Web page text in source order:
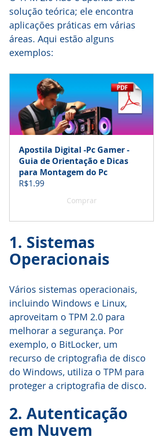
solução teórica; ele encontra
aplicações práticas em várias
áreas. Aqui estão alguns
exemplos:
Apostila Digital -Pc Gamer -
Guia de Orientação e Dicas
para Montagem do Pc
R$1.99
Comprar
1. Sistemas
Operacionais
Vários sistemas operacionais,
incluindo Windows e Linux,
aproveitam o TPM 2.0 para
melhorar a segurança. Por
exemplo, o BitLocker, um
recurso de criptografia de disco
do Windows, utiliza o TPM para
proteger a criptografia de disco.
2. Autenticação
em Nuvem